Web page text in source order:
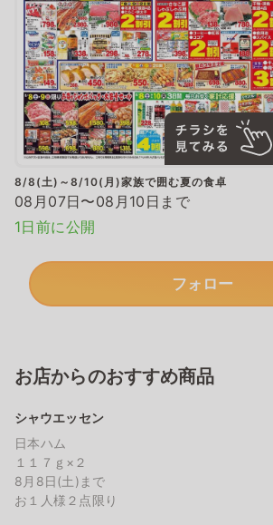
8/8(土)～8/10(月)家族で囲む夏の食卓
08月07日〜08月10日まで
1日前に公開
フォロー
お店からのおすすめ商品
シャウエッセン
日本ハム
１１７ｇ×２
8月8日(土)まで
お１人様２点限り